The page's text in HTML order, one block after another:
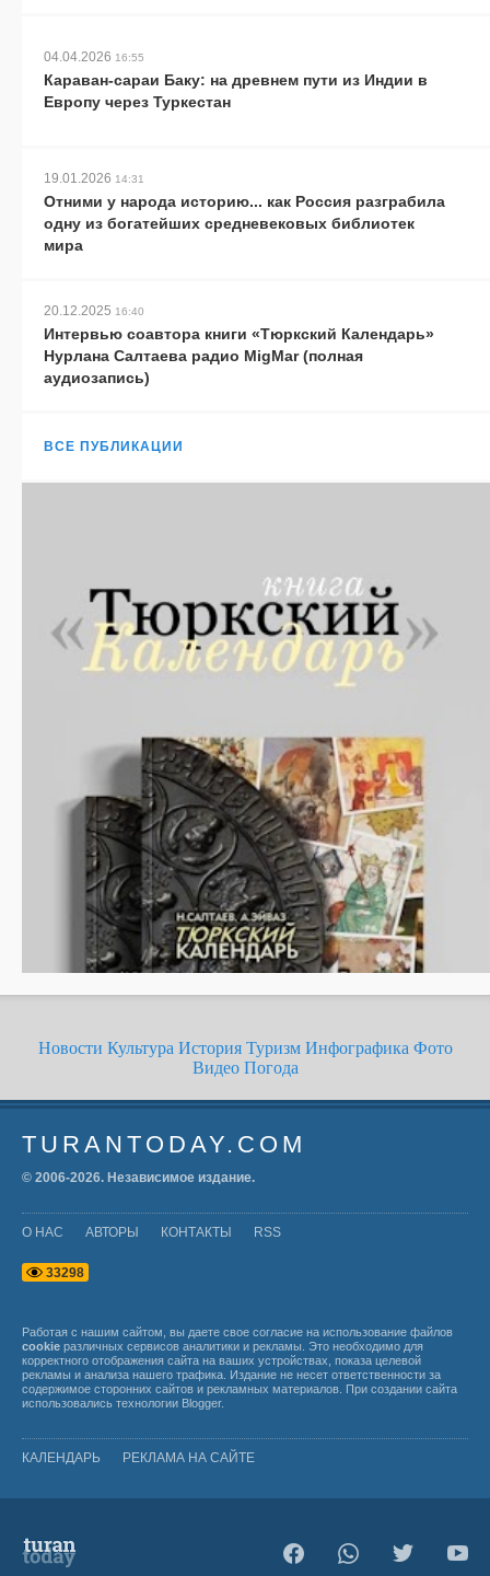
04.04.2026 16:55
Караван-сараи Баку: на древнем пути из Индии в
Европу через Туркестан
19.01.2026 14:31
Отними у народа историю... как Россия разграбила
одну из богатейших средневековых библиотек
мира
20.12.2025 16:40
Интервью соавтора книги «Тюркский Календарь»
Нурлана Салтаева радио MigMar (полная
аудиозапись)
ВСЕ ПУБЛИКАЦИИ
Новости Культура История Туризм Инфографика Фото
Видео Погода
TURANTODAY.COM
© 2006-2026. Независимое издание.
О НАС АВТОРЫ КОНТАКТЫ RSS
33298
Работая с нашим сайтом, вы даете свое согласие на использование файлов
cookie различных сервисов аналитики и рекламы. Это необходимо для
корректного отображения сайта на ваших устройствах, показа целевой
рекламы и анализа нашего трафика. Издание не несет ответственности за
содержимое сторонних сайтов и рекламных материалов. При создании сайта
использовались технологии Blogger.
КАЛЕНДАРЬ РЕКЛАМА НА САЙТЕ